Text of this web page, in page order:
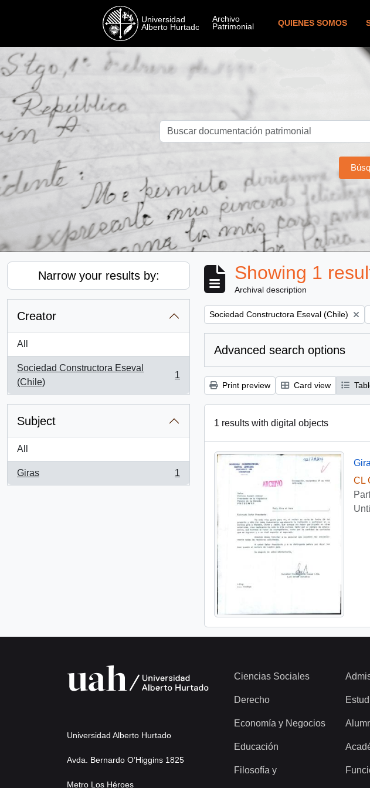
QUIENES SOMOS
Narrow your results by:
Creator
All
Sociedad Constructora Eseval
(Chile)
, 1 results
1
Subject
All
Giras
, 1 results
1
Showing 1
Archival description
Remove filter:
Sociedad Constructora Eseval (Chile)
Advanced search options
Print preview Card view
1 results with digital objects
CL
Universidad Alberto Hurtado
Avda. Bernardo O’Higgins 1825
Metro Los Héroes
Ciencias Sociales
Derecho
Economía y Negocios
Educación
Filosofía y